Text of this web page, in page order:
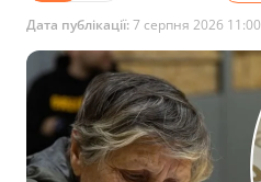
Дата публікації:7 серпня 2026 11:00